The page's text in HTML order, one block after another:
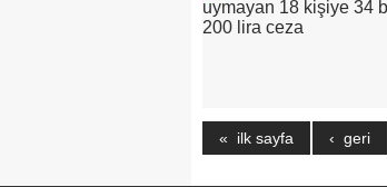
« ilk sayfa ‹ geri